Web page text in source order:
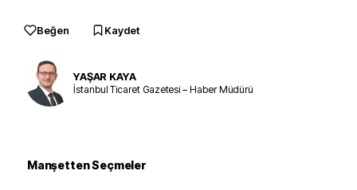
Beğen Kaydet
YAŞAR KAYA
İstanbul Ticaret Gazetesi – Haber Müdürü
Manşetten Seçmeler